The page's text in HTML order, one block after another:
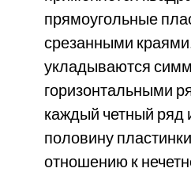
прямоугольные
срезанными
укладываются
горизонтальными
каждый четный
половину
отношению к